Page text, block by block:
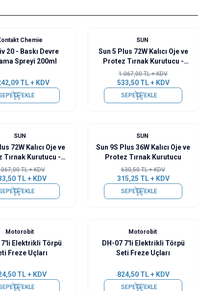
Chemie
20 - Baskı Devre
Spreyi 200ml
TL + KDV
EKLE
SUN
Sun 5 Plus 72W Kalıcı Oje ve
Protez Tırnak Kurutucu -
Pembe
1.067,00TL + KDV
533,50TL + KDV
SEPETE EKLE
SUN
72W Kalıcı Oje ve
Tırnak Kurutucu -
Rose Gold
TL + KDV
TL + KDV
EKLE
SUN
Sun 9S Plus 36W Kalıcı Oje ve
Protez Tırnak Kurutucu
630,50TL + KDV
315,25 TL + KDV
SEPETE EKLE
Motorobit
7'li Elektrikli Törpü
Freze Uçları
TL + KDV
EKLE
Motorobit
DH-07 7'li Elektrikli Törpü
Seti Freze Uçları
824,50TL + KDV
SEPETE EKLE